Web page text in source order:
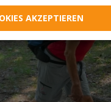
AKZEPTIEREN